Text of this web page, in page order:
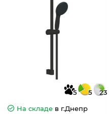
5 5
23
На складе в г.Днепр